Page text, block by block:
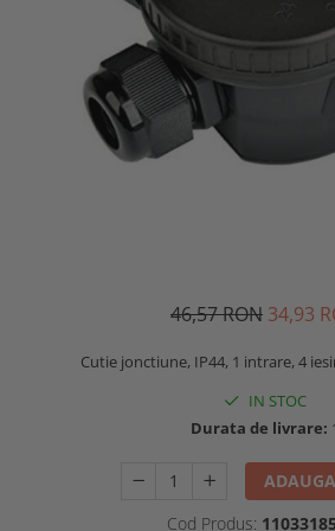
46,57 RON 34,93
Cutie jonctiune, IP44, 1 intrare, 4
IN STOC
Durata de livrare:
Cod Produs: